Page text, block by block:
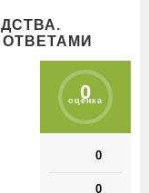
0
оценка
0
0